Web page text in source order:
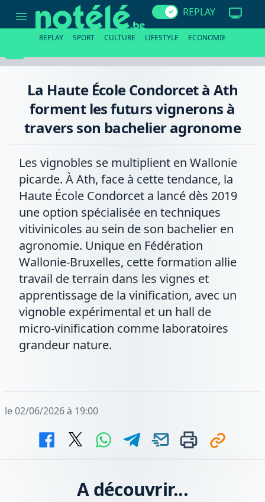
Haute
École
forment
bachelier
REPLAY
REPLAY SPORT CULTURE LIFESTYLE ECONOMIE
La Haute École Condorcet à Ath
forment les futurs vignerons à
travers son bachelier agronome
Les vignobles se multiplient en Wallonie
picarde. À Ath, face à cette tendance, la
Haute École Condorcet a lancé dès 2019
une option spécialisée en techniques
vitivinicoles au sein de son bachelier en
agronomie. Unique en Fédération
Wallonie-Bruxelles, cette formation allie
travail de terrain dans les vignes et
apprentissage de la vinification, avec un
vignoble expérimental et un hall de
micro-vinification comme laboratoires
grandeur nature.
le 02/06/2026 à 19:00
A découvrir...